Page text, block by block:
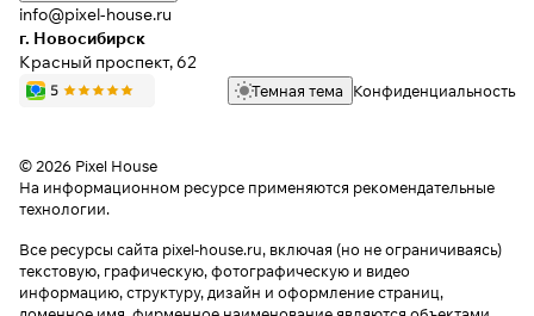
info@pixel-house.ru
г. Новосибирск
Красный проспект, 62
Темная тема Конфиденциальность
© 2026 Pixel House
На информационном ресурсе применяются рекомендательные
технологии.
Все ресурсы сайта pixel-house.ru, включая (но не ограничиваясь)
текстовую, графическую, фотографическую и видео
информацию, структуру, дизайн и оформление страниц,